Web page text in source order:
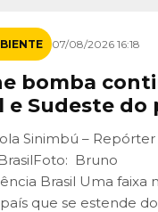
07/08/2026 16:18
bomba
e Sudeste do
Sinimbú – Repórter
Bruno
Brasil Uma faixa
que se estende